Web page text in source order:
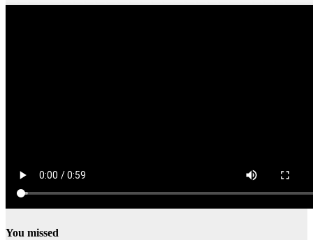
You missed